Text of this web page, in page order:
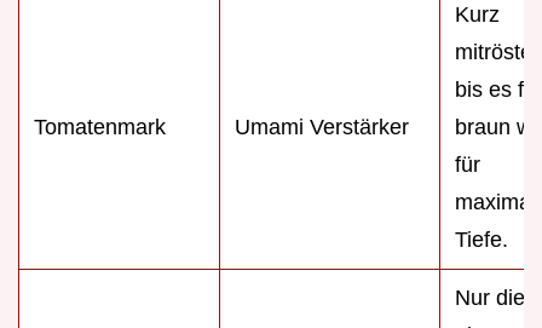
Tomatenmark Umami Verstärker
Kurz
bis es
braun
für
Tiefe.
Nur die